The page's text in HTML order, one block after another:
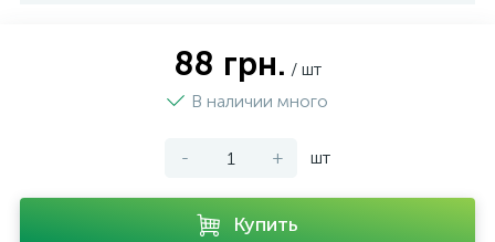
88 грн. / шт
В наличии много
- + шт
Купить